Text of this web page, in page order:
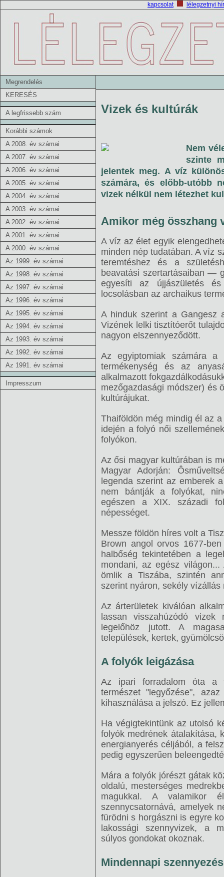
kapcsolat lélegzetnyi
Megrendelés
KERESÉS
A legfrissebb szám
Korábbi számok
A 2008. év számai
A 2007. év számai
A 2006. év számai
A 2005. év számai
A 2004. év számai
A 2003. év számai
A 2002. év számai
A 2001. év számai
A 2000. év számai
Az 1999. év számai
Az 1998. év számai
Az 1997. év számai
Az 1996. év számai
Az 1995. év számai
Az 1994. év számai
Az 1993. év számai
Az 1992. év számai
Az 1991. év számai
Impresszum
Vizek és kultúrák
Nem
szinte
jelentek meg. A víz
számára, és előbb-utóbb
vizek nélkül nem létezhet
Amikor még összhang
A víz az élet egyik
minden nép tudatában. A víz
teremtéshez és a
beavatási szertartásaiban —
egyesíti az újjászületés
locsolásban az archaikus
A hinduk szerint a Gangesz
Vizének lelki tisztítóerőt
nagyon elszennyeződött.
Az egyiptomiak számára a
termékenység és az
alkalmazott
mezőgazdasági módszer) és
kultúrájukat.
Thaiföldön még mindig él az
idején a folyó női
folyókon.
Az ősi magyar kultúrában is
Magyar Adorján:
legenda szerint az emberek
nem bántják a folyókat,
egészen a XIX. századi
népességet.
Messze földön híres volt a
Brown angol orvos 1677-
halbőség tekintetében a
mondani, az egész
ömlik a Tiszába, szintén
szerint nyáron, sekély
Az árterületek kiválóan
lassan visszahúzódó
legelőhöz jutott. A
települések, kertek,
A folyók leigázása
Az ipari forradalom óta a
természet "legyőzése",
kihasználása a jelszó. Ez
Ha végigtekintünk az utolsó
folyók medrének átalakítása,
energianyerés céljából, a
pedig egyszerűen
Mára a folyók jórészt gátak
oldalú, mesterséges
magukkal. A valamikor
szennycsatornává, amelyek
fürödni s horgászni is egyre
lakossági szennyvizek, a
súlyos gondokat okoznak.
Mindennapi